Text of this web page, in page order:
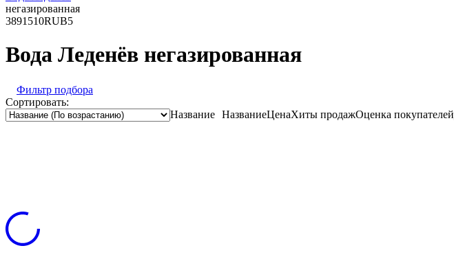
негазированная
3891510RUB5
Вода Леденёв негазированная
Фильтр подбора
Сортировать:
Название НазваниеЦенаХиты продажОценка покупателей